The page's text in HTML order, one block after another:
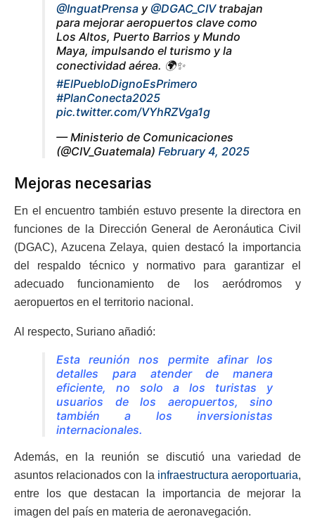
@InguatPrensa y @DGAC_CIVtrabajan
para mejorar aeropuertos clave como
Los Altos, Puerto Barrios y Mundo
Maya, impulsando el turismo y la
conectividad aérea. 🌍✨
#ElPuebloDignoEsPrimero
#PlanConecta2025
pic.twitter.com/VYhRZVga1g
— Ministerio de Comunicaciones
(@CIV_Guatemala) February 4, 2025
Mejoras necesarias
En el encuentro también estuvo presente la directora en
funciones de la Dirección General de Aeronáutica Civil
(DGAC), Azucena Zelaya, quien destacó la importancia
del respaldo técnico y normativo para garantizar el
adecuado funcionamiento de los aeródromos y
aeropuertos en el territorio nacional.
Al respecto, Suriano añadió:
Esta reunión nos permite afinar los
detalles para atender de manera
eficiente, no solo a los turistas y
usuarios de los aeropuertos, sino
también a los inversionistas
internacionales.
Además, en la reunión se discutió una variedad de
asuntos relacionados con la infraestructura aeroportuaria,
entre los que destacan la importancia de mejorar la
imagen del país en materia de aeronavegación.